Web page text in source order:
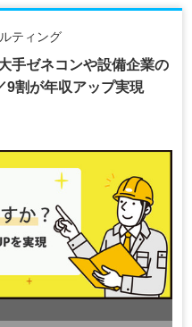
ティング
手ゼネコンや設備企業の
9割が年収アップ実現